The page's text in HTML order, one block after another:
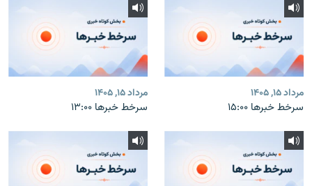
مرداد ۱۵, ۱۴۰۵
سرخط خبرها ۱۵:۰۰
مرداد ۱۵, ۱۴۰۵
سرخط خبرها ۱۳:۰۰